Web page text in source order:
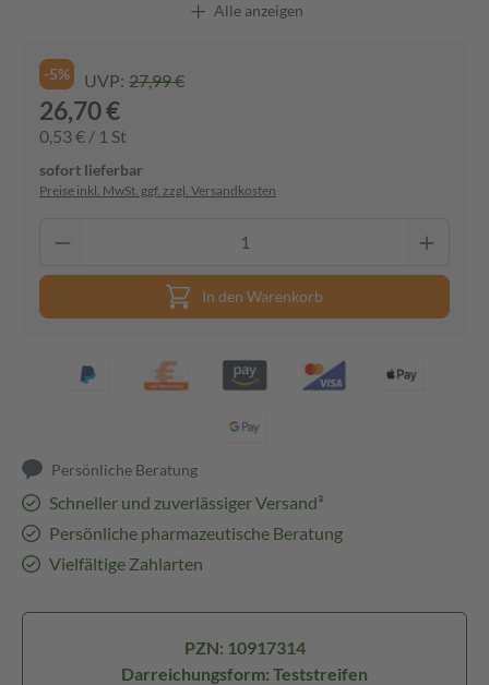
Alle anzeigen
-5% UVP: 27,99 €
26,70 €
0,53 € / 1 St
sofort lieferbar
Preise inkl. MwSt. ggf. zzgl. Versandkosten
In den Warenkorb
Persönliche Beratung
Schneller und zuverlässiger Versand³
Persönliche pharmazeutische Beratung
Vielfältige Zahlarten
PZN: 10917314
Darreichungsform: Teststreifen